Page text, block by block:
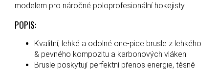
modelem pro náročné poloprofesionální hokejisty.
POPIS:
Kvalitní, lehké a odolné one-pice brusle z lehkého
& pevného kompozitu a karbonových vláken.
Brusle poskytují perfektní přenos energie, těsně